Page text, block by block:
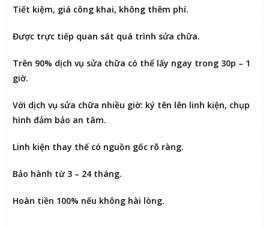
Tiết kiệm, giá công khai, không thêm phí.
Được trực tiếp quan sát quá trình sửa chữa.
Trên 90% dịch vụ sửa chữa có thể lấy ngay trong 30p – 1
giờ.
Với dịch vụ sửa chữa nhiều giờ: ký tên lên linh kiện, chụp
hình đảm bảo an tâm.
Linh kiện thay thế có nguồn gốc rõ ràng.
Bảo hành từ 3 – 24 tháng.
Hoàn tiền 100% nếu không hài lòng.